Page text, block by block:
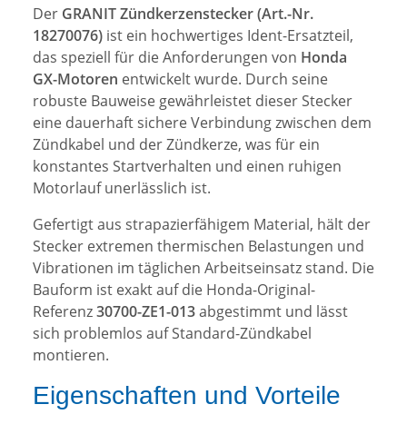
Der GRANIT Zündkerzenstecker (Art.-Nr.
18270076) ist ein hochwertiges Ident-Ersatzteil,
das speziell für die Anforderungen von Honda
GX-Motoren entwickelt wurde. Durch seine
robuste Bauweise gewährleistet dieser Stecker
eine dauerhaft sichere Verbindung zwischen dem
Zündkabel und der Zündkerze, was für ein
konstantes Startverhalten und einen ruhigen
Motorlauf unerlässlich ist.
Gefertigt aus strapazierfähigem Material, hält der
Stecker extremen thermischen Belastungen und
Vibrationen im täglichen Arbeitseinsatz stand. Die
Bauform ist exakt auf die Honda-Original-
Referenz30700-ZE1-013abgestimmt und lässt
sich problemlos auf Standard-Zündkabel
montieren.
Eigenschaften und Vorteile